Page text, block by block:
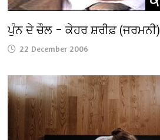
ਪੁੰਨ ਦੇ ਚੌਲ – ਕੇਹਰ ਸ਼ਰੀਫ਼ (ਜਰਮਨੀ)
22 December 2006